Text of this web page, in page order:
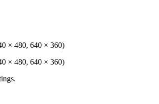
× 480, 640 × 360)
× 480, 640 × 360)